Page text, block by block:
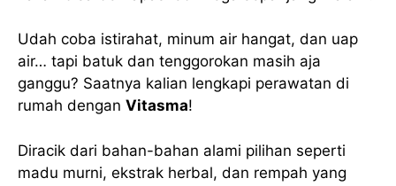
Udah coba istirahat, minum air hangat, dan uap
air… tapi batuk dan tenggorokan masih aja
ganggu? Saatnya kalian lengkapi perawatan di
rumah dengan Vitasma!
Diracik dari bahan-bahan alami pilihan seperti
madu murni, ekstrak herbal, dan rempah yang